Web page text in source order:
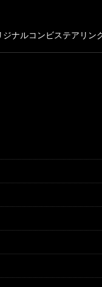
ルコンビステアリン